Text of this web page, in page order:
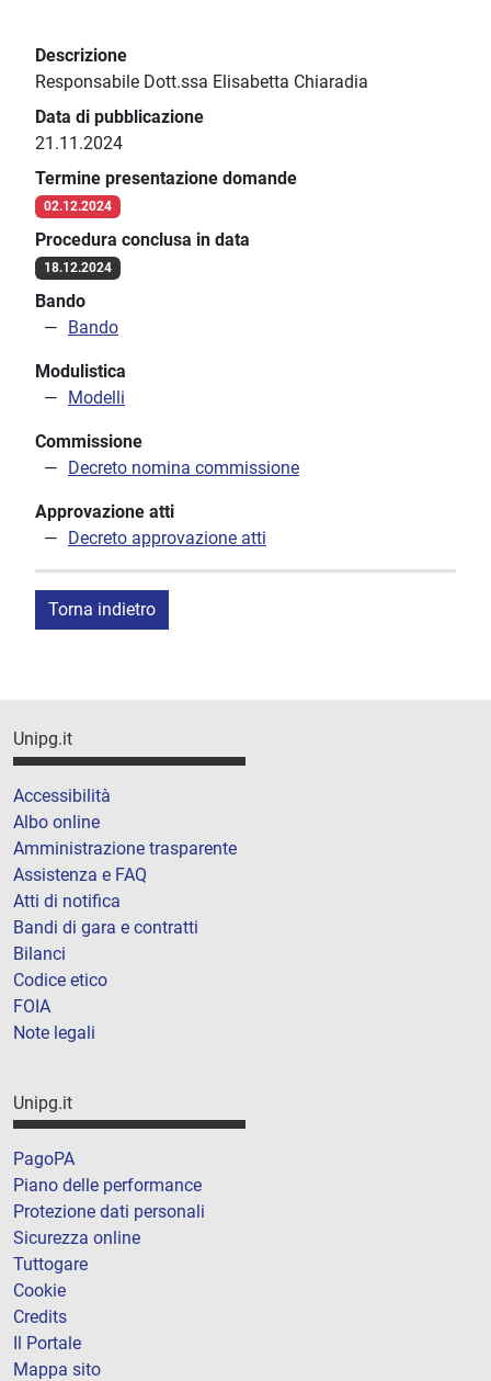
Descrizione
Responsabile Dott.ssa Elisabetta Chiaradia
Data di pubblicazione
21.11.2024
Termine presentazione domande
02.12.2024
Procedura conclusa in data
18.12.2024
Bando
Bando
Modulistica
Modelli
Commissione
Decreto nomina commissione
Approvazione atti
Decreto approvazione atti
Torna indietro
Unipg.it
Accessibilità
Albo online
Amministrazione trasparente
Assistenza e FAQ
Atti di notifica
Bandi di gara e contratti
Bilanci
Codice etico
FOIA
Note legali
Unipg.it
PagoPA
Piano delle performance
Protezione dati personali
Sicurezza online
Tuttogare
Cookie
Credits
Il Portale
Mappa sito